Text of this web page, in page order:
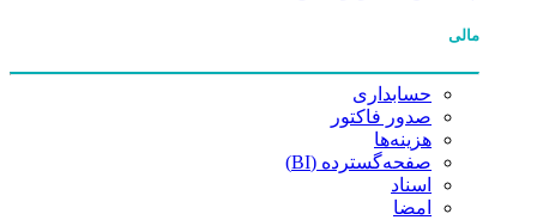
مالی
حسابداری
صدور فاکتور
هزینه‌ها
صفحه‌گسترده (BI)
اسناد
امضا